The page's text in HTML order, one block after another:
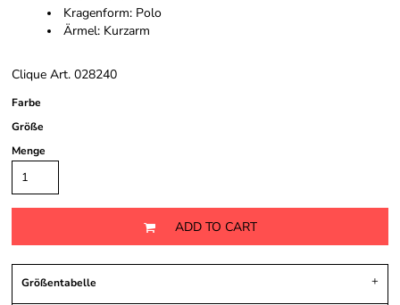
Kragenform: Polo
Ärmel: Kurzarm
Clique Art. 028240
Farbe
Größe
Menge
ADD TO CART
Größentabelle